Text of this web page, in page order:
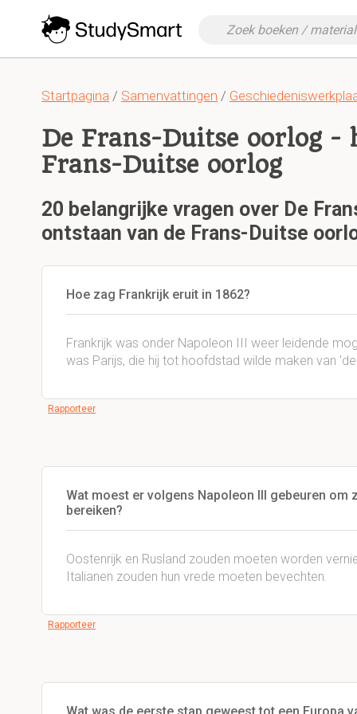
Startpagina / Samenvattingen /
De Frans-Duitse oorlog -
Frans-Duitse oorlog
20 belangrijke vragen over De
ontstaan van de Frans-Duitse
Hoe zag Frankrijk eruit in 1862?
Frankrijk was onder Napoleon III weer leidende
was Parijs, die hij tot hoofdstad wilde maken van
Rapporteer
Wat moest er volgens Napoleon III gebeuren om
bereiken?
Oostenrijk en Rusland zouden moeten worden
Italianen zouden hun vrede moeten bevechten.
Rapporteer